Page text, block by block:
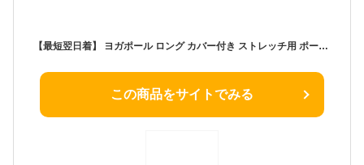
【最短翌日着】 ヨガポール ロング カバー付き ストレッチ用 ポール エクササイズ リセット体幹 ストレッチ 器具 ポール エクササイズポール ギフト プレゼント RIORES リオレス 送料無料
この商品をサイトでみる